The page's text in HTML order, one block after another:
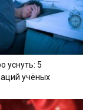
уснуть: 5
учёных